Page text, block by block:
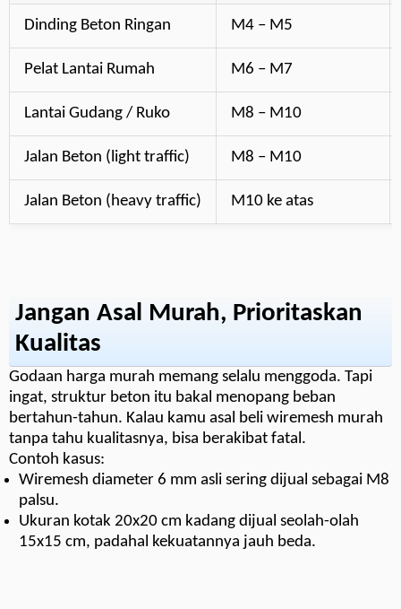
Dinding Beton Ringan M4 – M5
Pelat Lantai Rumah M6 – M7
Lantai Gudang / Ruko M8 – M10
Jalan Beton (light traffic) M8 – M10
Jalan Beton (heavy traffic) M10 ke atas
Jangan Asal Murah, Prioritaskan
Kualitas
Godaan harga murah memang selalu menggoda. Tapi
ingat, struktur beton itu bakal menopang beban
bertahun-tahun. Kalau kamu asal beli wiremesh murah
tanpa tahu kualitasnya, bisa berakibat fatal.
Contoh kasus:
Wiremesh diameter 6 mm asli sering dijual sebagai M8
palsu.
Ukuran kotak 20x20 cm kadang dijual seolah-olah
15x15 cm, padahal kekuatannya jauh beda.